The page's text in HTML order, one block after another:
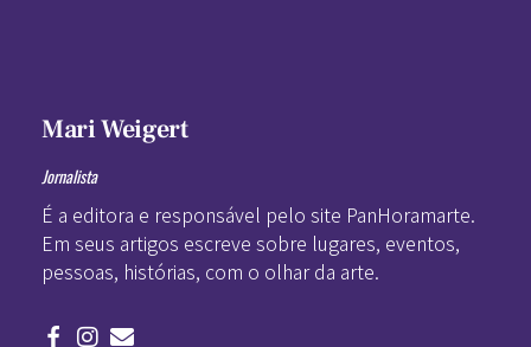
Mari Weigert
Jornalista
É a editora e responsável pelo site PanHoramarte.
Em seus artigos escreve sobre lugares, eventos,
pessoas, histórias, com o olhar da arte.